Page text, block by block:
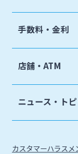
手数料・金利
店舗・ATM
ニュース・ト
カスタマーハラス